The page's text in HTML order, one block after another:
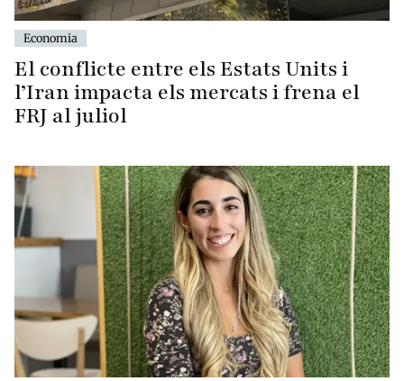
Economia
El conflicte entre els Estats Units i
l’Iran impacta els mercats i frena el
FRJ al juliol